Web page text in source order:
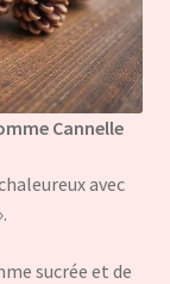
Cannelle
avec
sucrée et de